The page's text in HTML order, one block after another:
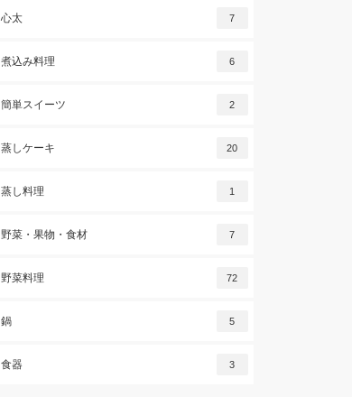
心太 7
煮込み料理 6
簡単スイーツ 2
蒸しケーキ 20
蒸し料理 1
野菜・果物・食材 7
野菜料理 72
鍋 5
食器 3